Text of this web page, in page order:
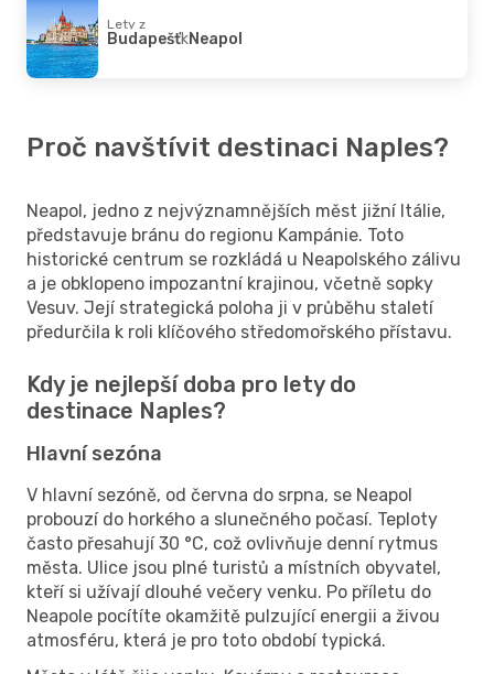
Lety z
BudapešťkNeapol
Proč navštívit destinaci Naples?
Neapol, jedno z nejvýznamnějších měst jižní Itálie,
představuje bránu do regionu Kampánie. Toto
historické centrum se rozkládá u Neapolského zálivu
a je obklopeno impozantní krajinou, včetně sopky
Vesuv. Její strategická poloha ji v průběhu staletí
předurčila k roli klíčového středomořského přístavu.
Kdy je nejlepší doba pro lety do
destinace Naples?
Hlavní sezóna
V hlavní sezóně, od června do srpna, se Neapol
probouzí do horkého a slunečného počasí. Teploty
často přesahují 30 °C, což ovlivňuje denní rytmus
města. Ulice jsou plné turistů a místních obyvatel,
kteří si užívají dlouhé večery venku. Po příletu do
Neapole pocítíte okamžitě pulzující energii a živou
atmosféru, která je pro toto období typická.